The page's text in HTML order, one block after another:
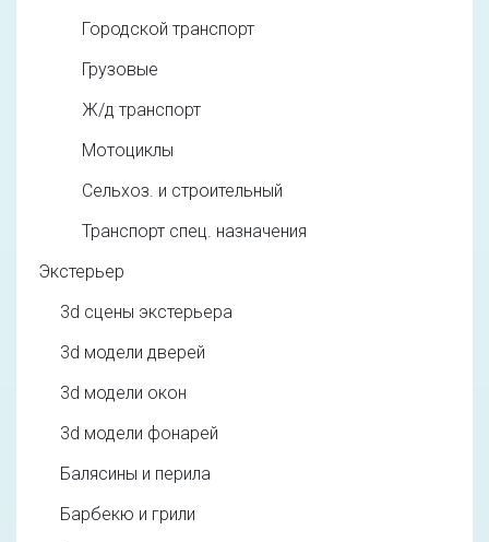
Городской транспорт
Грузовые
Ж/д транспорт
Мотоциклы
Сельхоз. и строительный
Транспорт спец. назначения
Экстерьер
3d cцены экстерьера
3d модели дверей
3d модели окон
3d модели фонарей
Балясины и перила
Барбекю и грили